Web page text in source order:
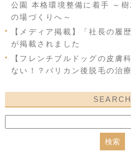
公園 本格環境整備に着手 ～
の場づくりへ～
【メディア掲載】「社長の履
が掲載されました
【フレンチブルドッグの皮膚
ない！？バリカン後脱毛の治療
SEARCH